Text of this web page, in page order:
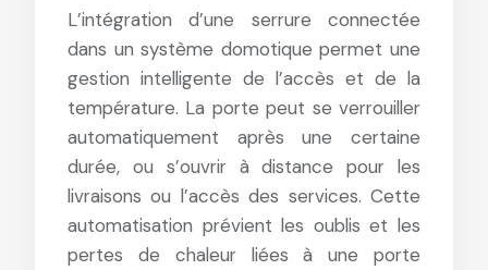
L’intégration d’une serrure connectée
dans un système domotique permet une
gestion intelligente de l’accès et de la
température. La porte peut se verrouiller
automatiquement après une certaine
durée, ou s’ouvrir à distance pour les
livraisons ou l’accès des services. Cette
automatisation prévient les oublis et les
pertes de chaleur liées à une porte